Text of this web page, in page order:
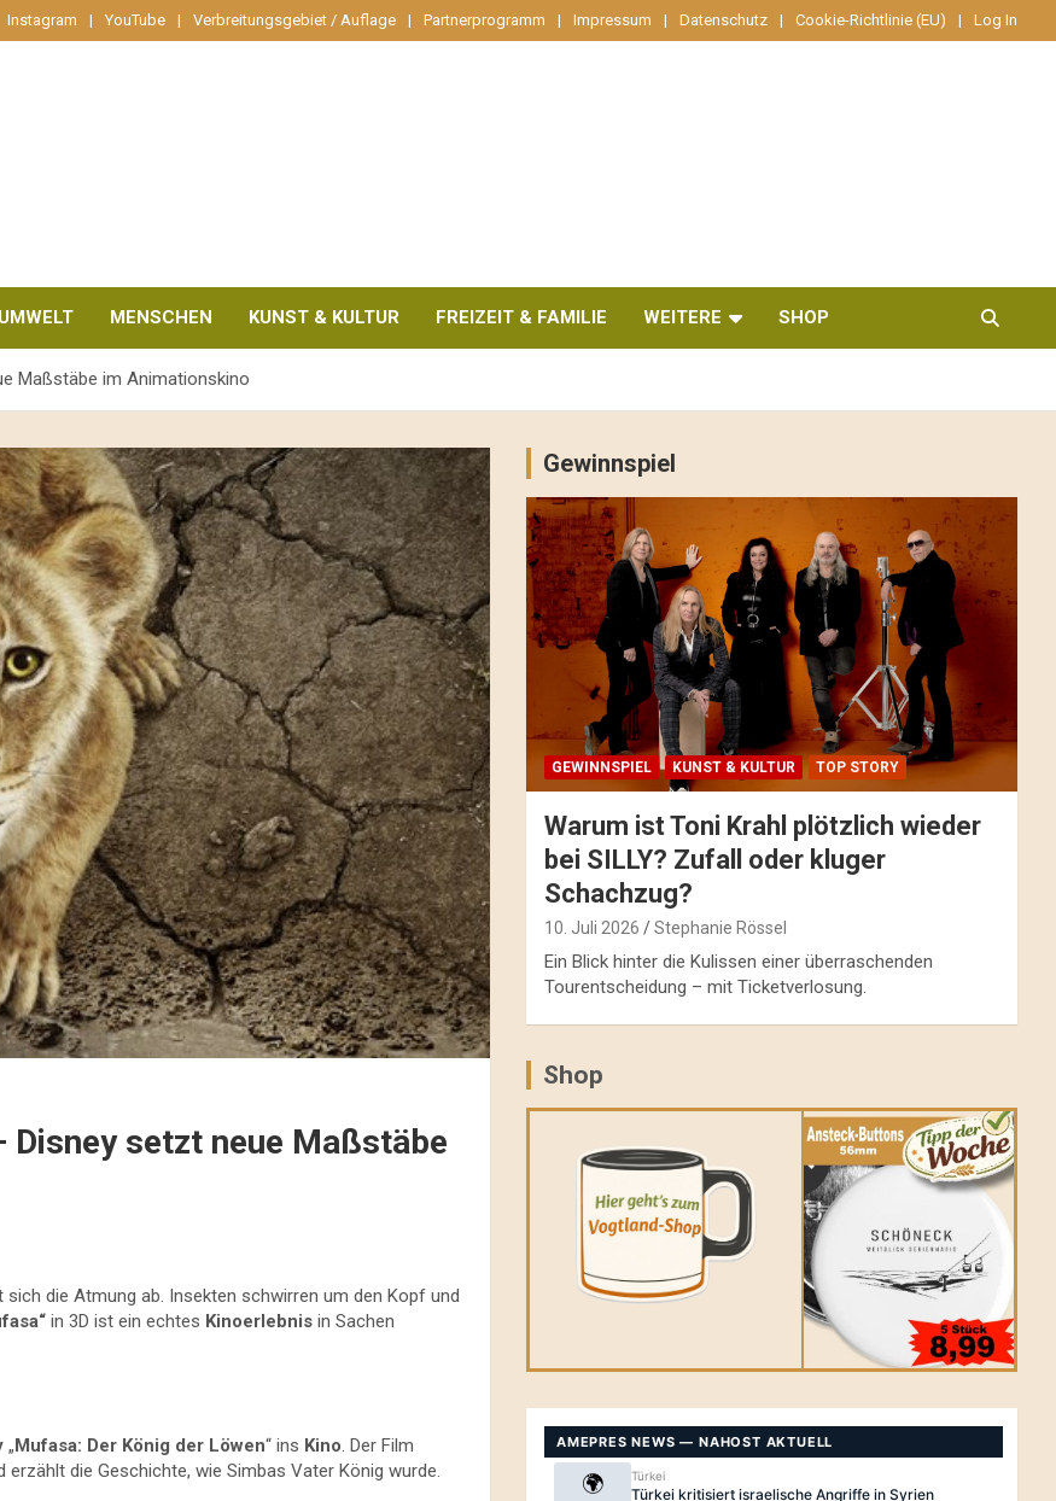
Instagram YouTube Verbreitungsgebiet / Auflage Partnerprogramm Impressum Datenschutz Cookie-Richtlinie (EU) Log In
MENSCHEN KUNST & KULTUR FREIZEIT & FAMILIE WEITERE SHOP
Maßstäbe im Animationskino
Disney setzt neue Maßstäbe
die Atmung ab. Insekten schwirren um den Kopf und
in 3D ist ein echtes Kinoerlebnis in Sachen
„Mufasa: Der König der Löwen“ ins Kino . Der Film
die Geschichte, wie Simbas Vater König wurde.
Gewinnspiel
GEWINNSPIEL KUNST & KULTUR TOP STORY
Warum ist Toni Krahl plötzlich wieder
bei SILLY? Zufall oder kluger
Schachzug?
10. Juli 2026 Stephanie Rössel
Ein Blick hinter die Kulissen einer überraschenden
Tourentscheidung – mit Ticketverlosung.
Shop